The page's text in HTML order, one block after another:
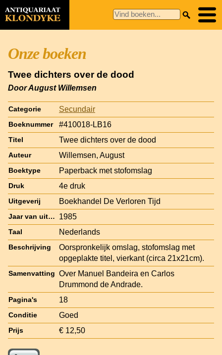
Onze boeken
Twee dichters over de dood
Door August Willemsen
Categorie Secundair
Boeknummer #410018-LB16
Titel Twee dichters over de dood
Auteur Willemsen, August
Boektype Paperback met stofomslag
Druk 4e druk
Uitgeverij Boekhandel De Verloren Tijd
Jaar van uitgave 1985
Taal Nederlands
Beschrijving
Oorspronkelijk omslag, stofomslag met
opgeplakte titel, vierkant (circa 21x21cm).
Samenvatting Over Manuel Bandeira en Carlos
Drummond de Andrade.
Pagina's 18
Conditie Goed
Prijs € 12,50